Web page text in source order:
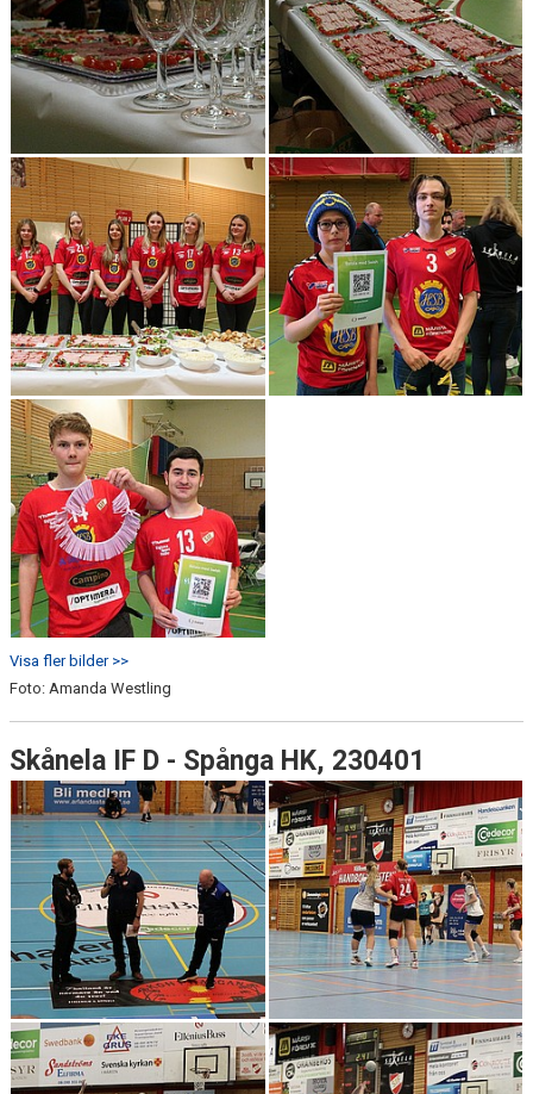
Visa fler bilder >>
Foto: Amanda Westling
Skånela IF D - Spånga HK, 230401